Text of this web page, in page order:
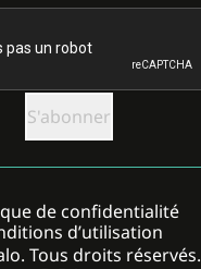
Tous droits réservés.
de confidentialité
d’utilisation